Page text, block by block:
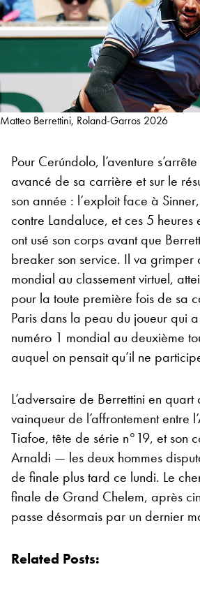
Matteo Berrettini, Roland-Garros 2026
Pour Cerúndolo, l’aventure
avancé de sa carrière et sur le
son année : l’exploit face à
contre Landaluce, et ces 5 heures
ont usé son corps avant que
breaker son service. Il va
mondial au classement virtuel,
pour la toute première fois de sa
Paris dans la peau du joueur qui
numéro 1 mondial au deuxième
auquel on pensait qu’il ne
L’adversaire de Berrettini en
vainqueur de l’affrontement entre
Tiafoe, tête de série n°19, et son
Arnaldi — les deux hommes
de finale plus tard ce lundi. Le
finale de Grand Chelem, après
passe désormais par un dernier
Related Posts: